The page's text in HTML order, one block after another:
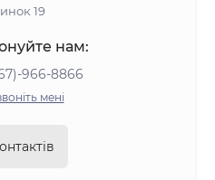
19
нам:
966-8866
мені